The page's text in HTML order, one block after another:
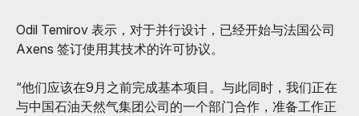
Odil Temirov 表示，对于并行设计，已经开始与法国公司
Axens 签订使用其技术的许可协议。
“他们应该在9月之前完成基本项目。与此同时，我们正在
与中国石油天然气集团公司的一个部门合作，准备工作正